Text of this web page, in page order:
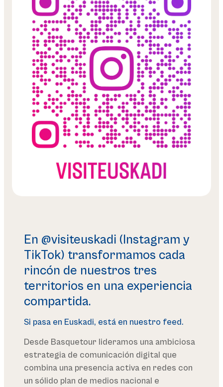
En @visiteuskadi (Instagram y
TikTok) transformamos cada
rincón de nuestros tres
territorios en una experiencia
compartida.
Si pasa en Euskadi, está en nuestro feed.
Desde Basquetour lideramos una ambiciosa
estrategia de comunicación digital que
combina una presencia activa en redes con
un sólido plan de medios nacional e